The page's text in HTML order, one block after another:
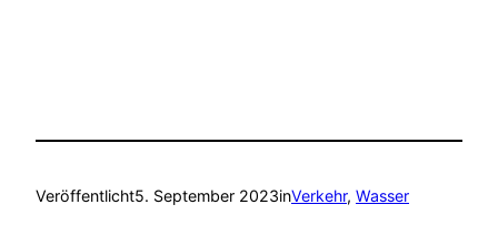
Veröffentlicht5. September 2023inVerkehr, Wasser